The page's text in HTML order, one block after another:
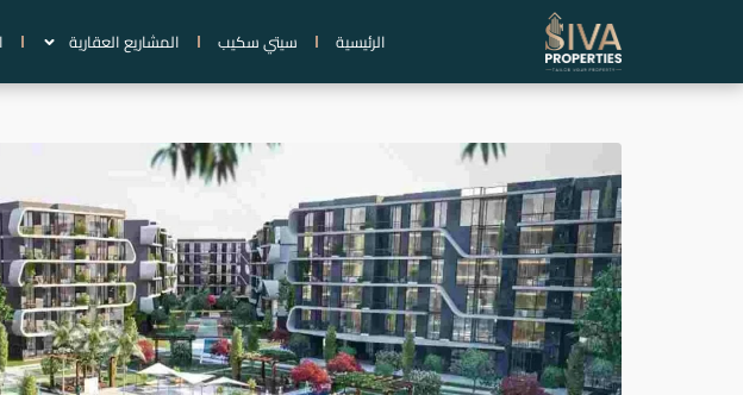
المحتوى
الرئيسية سيتي سكيب المشاريع العقارية